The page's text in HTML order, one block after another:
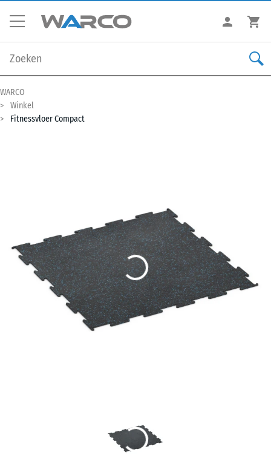
WARCO
Winkel
Fitnessvloer Compact